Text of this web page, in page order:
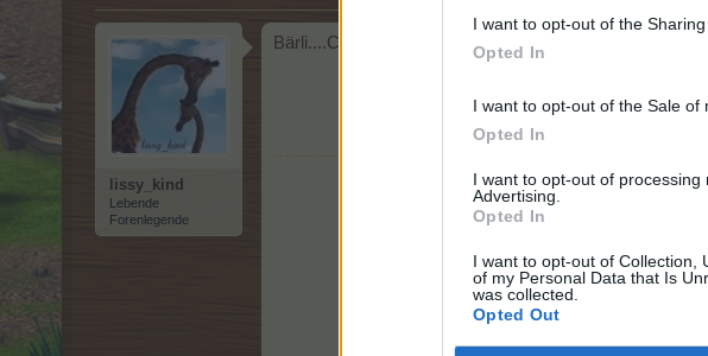
I want to opt-out of the
Opted In
I want to opt-out of the Sale of
Opted In
I want to opt-out of
Advertising.
Opted In
I want to opt-out of Collection,
of my Personal Data that Is
was collected.
Opted Out
lissy_kind
Lebende
Forenlegende
Bärli....C